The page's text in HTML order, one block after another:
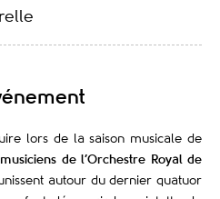
lors de la saison musicale de
de l’Orchestre Royal de
autour du dernier quatuor